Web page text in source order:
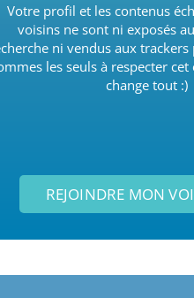
Votre profil et les contenus
voisins ne sont ni exposés
ni vendus aux
les seuls à respecter cet
change tout :)
REJOINDRE MON